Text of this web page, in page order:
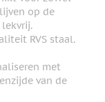
op de
RVS staal.
met
van de